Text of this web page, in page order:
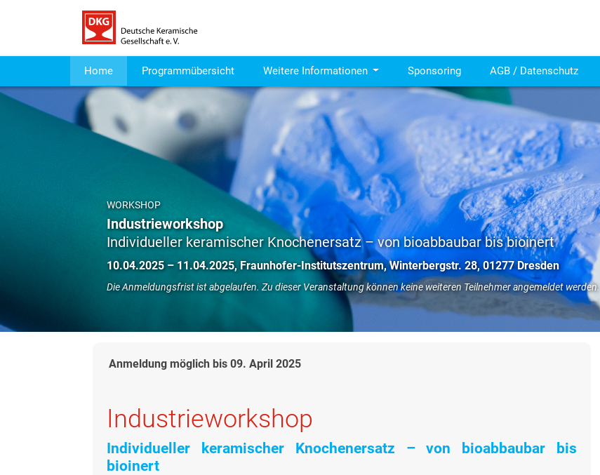
Home Programmübersicht Weitere Informationen Sponsoring AGB / Datenschutz
WORKSHOP
Industrieworkshop
Individueller keramischer Knochenersatz – von bioabbaubar bis bioinert
10.04.2025 – 11.04.2025, Fraunhofer-Institutszentrum, Winterbergstr. 28, 01277 Dresden
Die Anmeldungsfrist ist abgelaufen. Zu dieser Veranstaltung können keine weiteren Teilnehmer angemeldet werden.
Anmeldung möglich bis 09. April 2025
Industrieworkshop
Individueller keramischer Knochenersatz – von bioabbaubar bis
bioinert